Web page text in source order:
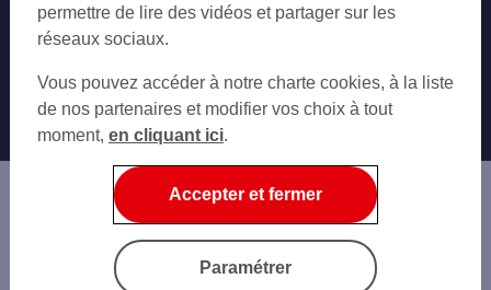
CHARENTON-LE-PONT
ARCUEIL
ORLY
BOURG-LA-REINE
BAGNEUX
SAINT-MAURICE
SAINT-MANDÉ
MONTROUGE
Nos engagements Nous contacter
Autres sites SG
Professionnels
Entreprises
Associations
Banque privée
Economie Publique
Informations légales
permettre de lire des vidéos et partager sur les
réseaux sociaux.
Vous pouvez accéder à notre charte cookies, à la liste
de nos partenaires et modifier vos choix à tout
moment, en cliquant ici.
Accepter et fermer
Paramétrer